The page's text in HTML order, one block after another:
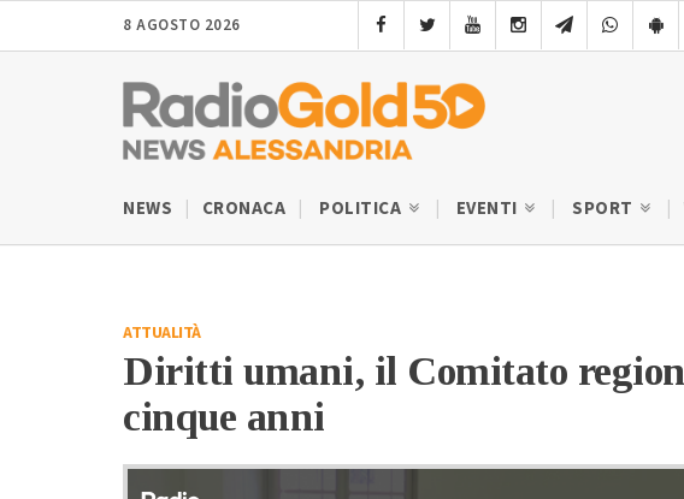
8 AGOSTO 2026
NEWS CRONACA POLITICA EVENTI SPORT
ATTUALITÀ
Diritti umani, il Comitato
cinque anni